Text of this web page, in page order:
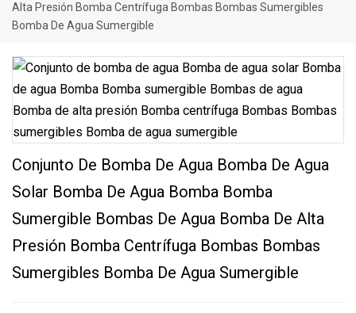
Alta Presión Bomba Centrífuga Bombas Bombas Sumergibles
Bomba De Agua Sumergible
Conjunto De Bomba De Agua Bomba De Agua
Solar Bomba De Agua Bomba Bomba
Sumergible Bombas De Agua Bomba De Alta
Presión Bomba Centrífuga Bombas Bombas
Sumergibles Bomba De Agua Sumergible